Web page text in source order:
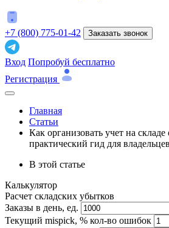
+7 (800) 775-01-42 Заказать звонок
Вход Попробуй бесплатно
Регистрация
Главная
Статьи
Как организовать учет на складе
практический гид для
В этой статье
Калькулятор
Расчет складских убытков
Заказы в день, ед.
Текущий mispick, % кол-во ошибок